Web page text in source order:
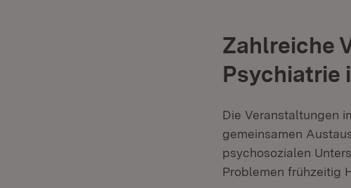
Zahlreiche
Psychiatrie
Die Veranstaltungen
gemeinsamen
psychosozialen
Problemen frühzeitig